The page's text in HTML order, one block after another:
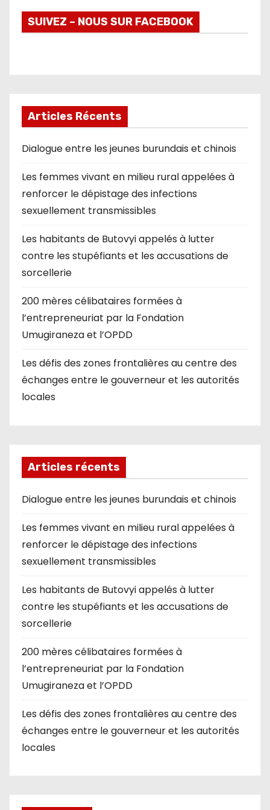
SUIVEZ – NOUS SUR FACEBOOK
Articles Récents
Dialogue entre les jeunes burundais et chinois
Les femmes vivant en milieu rural appelées à
renforcer le dépistage des infections
sexuellement transmissibles
Les habitants de Butovyi appelés à lutter
contre les stupéfiants et les accusations de
sorcellerie
200 mères célibataires formées à
l’entrepreneuriat par la Fondation
Umugiraneza et l’OPDD
Les défis des zones frontalières au centre des
échanges entre le gouverneur et les autorités
locales
Articles récents
Dialogue entre les jeunes burundais et chinois
Les femmes vivant en milieu rural appelées à
renforcer le dépistage des infections
sexuellement transmissibles
Les habitants de Butovyi appelés à lutter
contre les stupéfiants et les accusations de
sorcellerie
200 mères célibataires formées à
l’entrepreneuriat par la Fondation
Umugiraneza et l’OPDD
Les défis des zones frontalières au centre des
échanges entre le gouverneur et les autorités
locales